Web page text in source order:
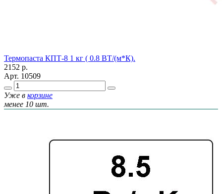
Термопаста КПТ-8 1 кг ( 0.8 ВТ/(м*К).
2152 р.
Арт. 10509
Уже в корзине
менее 10 шт.